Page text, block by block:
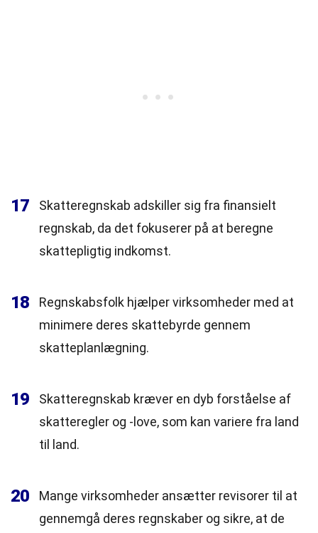
17
Skatteregnskab adskiller sig fra finansielt
regnskab, da det fokuserer på at beregne
skattepligtig indkomst.
18
Regnskabsfolk hjælper virksomheder med at
minimere deres skattebyrde gennem
skatteplanlægning.
19
Skatteregnskab kræver en dyb forståelse af
skatteregler og -love, som kan variere fra land
til land.
20
Mange virksomheder ansætter revisorer til at
gennemgå deres regnskaber og sikre, at de